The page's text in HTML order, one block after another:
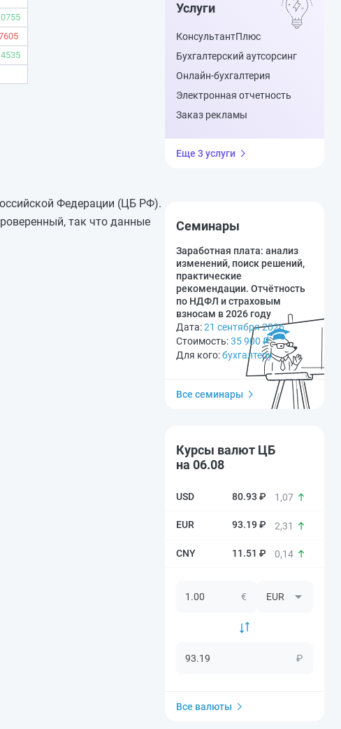
Федерации (ЦБ РФ).
так что данные
Услуги
КонсультантПлюс
Бухгалтерский аутсорсинг
Онлайн-бухгалтерия
Электронная отчетность
Заказ рекламы
Еще 3 услуги
Семинары
Заработная плата: анализ
изменений, поиск решений,
практические
рекомендации. Отчётность
по НДФЛ и страховым
взносам в 2026 году
Дата:21 сентября 2026
Стоимость:35 900 ₽
Для кого:бухгалтеру
Все семинары
Курсы валют ЦБ
на 06.08
80.93 ₽ 1,07
93.19 ₽ 2,31
11.51 ₽ 0,14
€
₽
Все валюты